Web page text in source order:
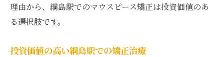
理由から、綱島駅でのマウスピース矯正は投資価値のあ
る選択肢です。
投資価値の高い綱島駅での矯正治療